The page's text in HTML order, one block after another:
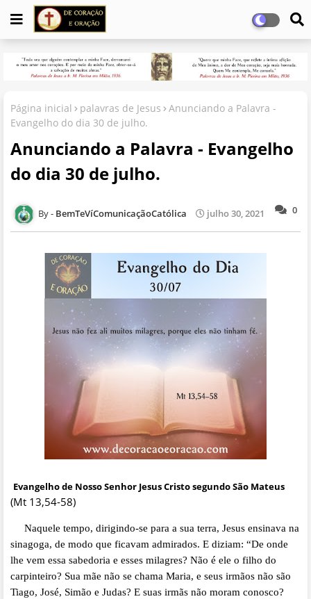
Página inicial palavras de Jesus
Anunciando a Palavra -
Evangelho do dia 30 de julho.
Anunciando a Palavra - Evangelho
do dia 30 de julho.
0
BemTeVíComunicaçãoCatólica julho 30, 2021
Evangelho de Nosso Senhor Jesus Cristo segundo São Mateus
(Mt 13,54-58)
Naquele tempo, dirigindo-se para a sua terra, Jesus ensinava na
sinagoga, de modo que ficavam admirados. E diziam: “De onde
lhe vem essa sabedoria e esses milagres? Não é ele o filho do
carpinteiro? Sua mãe não se chama Maria, e seus irmãos não são
Tiago, José, Simão e Judas? E suas irmãs não moram conosco?